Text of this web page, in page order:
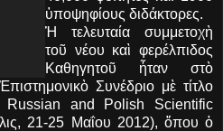
ὑποψηφίους διδάκτορες.
Ἡ τελευταία συμμετοχὴ
τοῦ νέου καὶ φερέλπιδος
Καθηγητοῦ ἦταν στὸ
Συνέδριο μὲ τίτλο
and Polish Scientific
21-25 Μαΐου 2012), ὅπου ὁ